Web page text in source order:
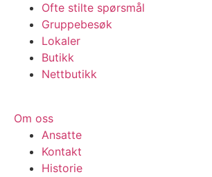
Ofte stilte spørsmål
Gruppebesøk
Lokaler
Butikk
Nettbutikk
Om oss
Ansatte
Kontakt
Historie